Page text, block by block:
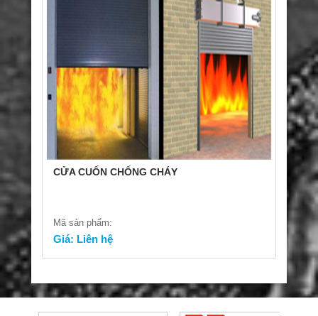
CỬA CUỐN CHỐNG CHÁY
Mã sản phẩm:
Giá: Liên hệ